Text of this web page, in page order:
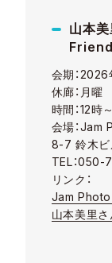
山本
会期：2026
休廊：月曜
時間：12時
会場：Jam
8-7 鈴木ビ
TEL：050-
リンク：
Jam
山本美里